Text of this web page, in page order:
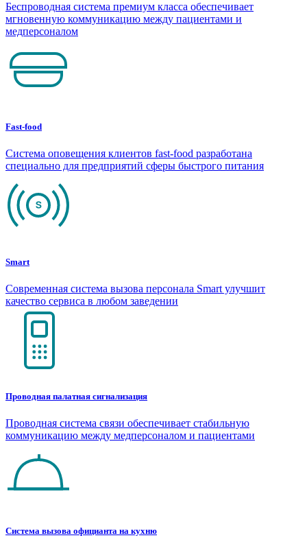
Беспроводная система премиум класса обеспечивает
мгновенную коммуникацию между пациентами и
медперсоналом
Fast-food
Система оповещения клиентов fast-food разработана
специально для предприятий сферы быстрого питания
Smart
Современная система вызова персонала Smart улучшит
качество сервиса в любом заведении
Проводная палатная сигнализация
Проводная система связи обеспечивает стабильную
коммуникацию между медперсоналом и пациентами
Система вызова официанта на кухню